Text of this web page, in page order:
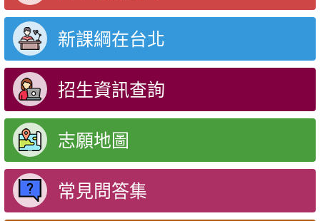
新課綱在台北
招生資訊查詢
志願地圖
常見問答集